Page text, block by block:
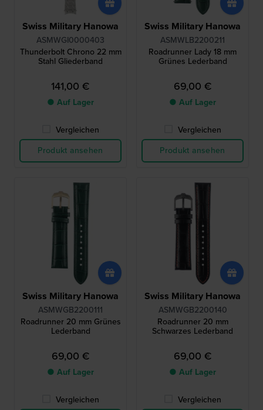
Swiss Military Hanowa
ASMWGI0000403
Thunderbolt Chrono 22 mm
Stahl Gliederband
141,00 €
● Auf Lager
Vergleichen
Produkt ansehen
Swiss Military Hanowa
ASMWLB2200211
Roadrunner Lady 18 mm
Grünes Lederband
69,00 €
● Auf Lager
Vergleichen
Produkt ansehen
Swiss Military Hanowa
ASMWGB2200111
Roadrunner 20 mm Grünes
Lederband
69,00 €
● Auf Lager
Vergleichen
Swiss Military Hanowa
ASMWGB2200140
Roadrunner 20 mm
Schwarzes Lederband
69,00 €
● Auf Lager
Vergleichen